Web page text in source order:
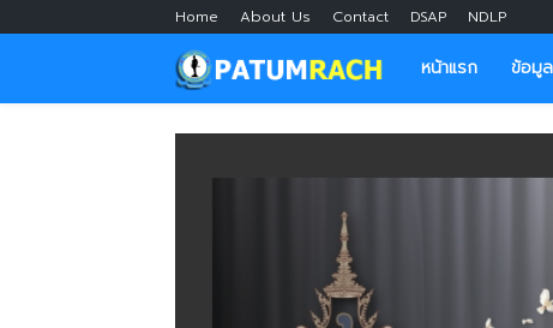
Home About Us Contact DSAP NDLP
หน้าแรก ข้อมู